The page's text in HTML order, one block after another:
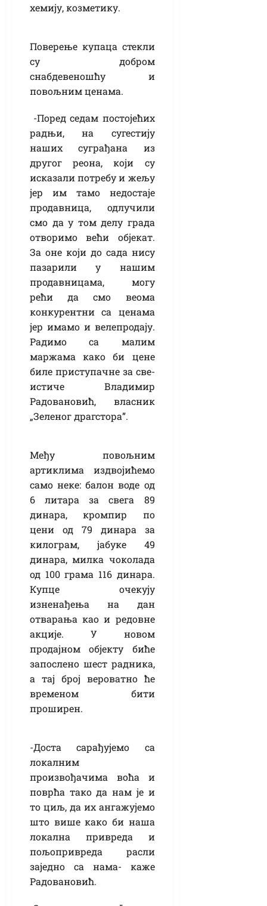
хемију, козметику.
Поверење купаца стекли
су добром
снабдевеношћу и
повољним ценама.
-Поред седам постојећих
радњи, на сугестију
наших суграђана из
другог реона, који су
исказали потребу и жељу
јер им тамо недостаје
продавница, одлучили
смо да у том делу града
отворимо већи објекат.
За оне који до сада нису
пазарили у нашим
продавницама, могу
рећи да смо веома
конкурентни са ценама
јер имамо и велепродају.
Радимо са малим
маржама како би цене
биле приступачне за све-
истиче Владимир
Радовановић, власник
„Зеленог драгстора”.
Међу повољним
артиклима издвојићемо
само неке: балон воде од
6 литара за свега 89
динара, кромпир по
цени од 79 динара за
килограм, јабуке 49
динара, милка чоколада
од 100 грама 116 динара.
Купце очекују
изненађења на дан
отварања као и редовне
акције. У новом
продајном објекту биће
запослено шест радника,
а тај број вероватно ће
временом бити
проширен.
-Доста сарађујемо са
локалним
произвођачима воћа и
поврћа тако да нам је и
то циљ, да их ангажујемо
што више како би наша
локална привреда и
пољопривреда расли
заједно са нама- каже
Радовановић.